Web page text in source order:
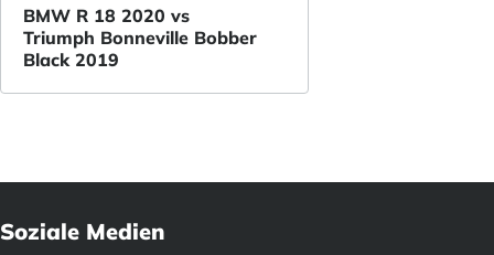
BMW R 18 2020 vs
Triumph Bonneville Bobber
Black 2019
Soziale Medien